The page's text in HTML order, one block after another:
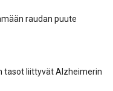
raudan puute
tasot liittyvät Alzheimerin